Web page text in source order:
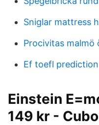
Sniglar mattress
Procivitas malmö
Ef toefl
Einstein
149 kr -